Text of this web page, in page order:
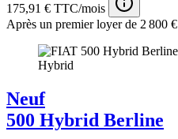
175,91 € TTC/mois
Après un premier loyer de 2 800 €
Neuf
500 Hybrid Berline